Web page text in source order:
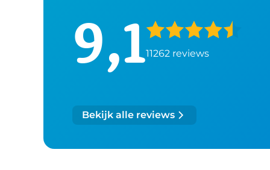
9,111262 reviews
Bekijk alle reviews